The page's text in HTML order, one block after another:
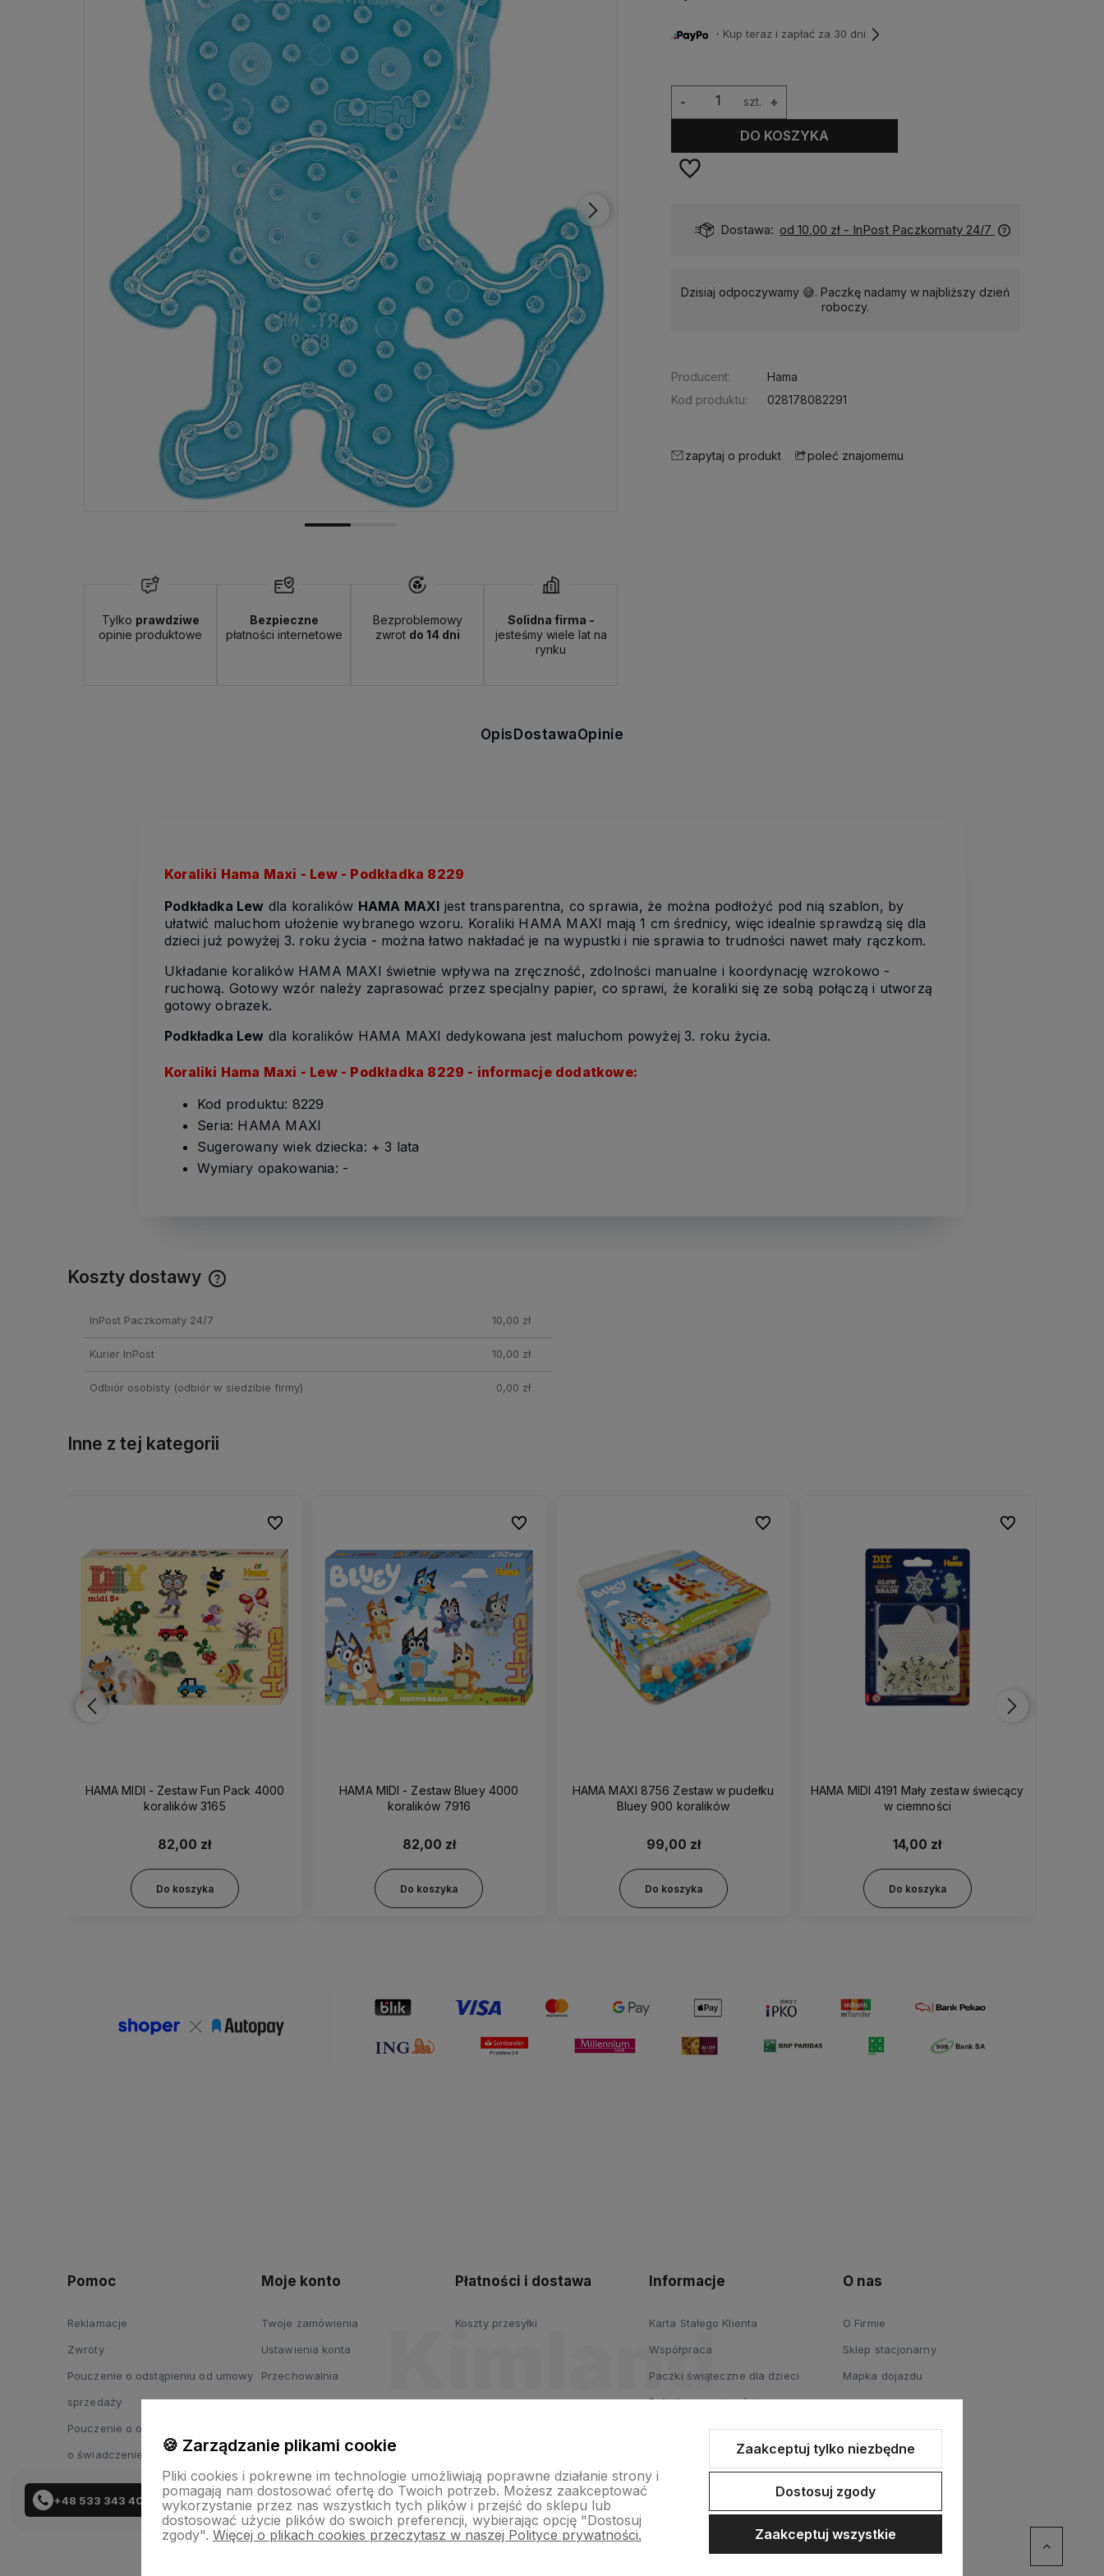
+48 533 343 402
Tylko prawdziwe
opinie produktowe
Bezpieczne
płatności internetowe
Bezproblemowy
zwrot do 14 dni
Solidna firma -
jesteśmy wiele lat na
rynku
・Kup teraz i zapłać za 30 dni
szt. +
-
DO KOSZYKA
- InPost Paczkomaty 24/7 Dostępność: Dostępny Dostawa: od 10,00 zł - InPost Paczkomaty 24/7
Dzisiaj odpoczywamy 😅. Paczkę nadamy w najbliższy dzień
roboczy.
Producent:
Hama
Kod produktu:
028178082291
zapytaj o produkt poleć znajomemu
OpisDostawaOpinie
Koraliki Hama Maxi - Lew - Podkładka 8229
Podkładka Lew dla koralików HAMA MAXI jest transparentna, co sprawia, że można podłożyć pod nią szablon, by
ułatwić maluchom ułożenie wybranego wzoru. Koraliki HAMA MAXI mają 1 cm średnicy, więc idealnie sprawdzą się dla
dzieci już powyżej 3. roku życia - można łatwo nakładać je na wypustki i nie sprawia to trudności nawet mały rączkom.
Układanie koralików HAMA MAXI świetnie wpływa na zręczność, zdolności manualne i koordynację wzrokowo -
ruchową. Gotowy wzór należy zaprasować przez specjalny papier, co sprawi, że koraliki się ze sobą połączą i utworzą
gotowy obrazek.
Podkładka Lew dla koralików HAMA MAXI dedykowana jest maluchom powyżej 3. roku życia.
Koraliki Hama Maxi - Lew - Podkładka 8229 - informacje dodatkowe:
Kod produktu: 8229
Seria: HAMA MAXI
Sugerowany wiek dziecka: + 3 lata
Wymiary opakowania: -
Koszty dostawy
InPost Paczkomaty 24/7 10,00 zł
Kurier InPost 10,00 zł
Odbiór osobisty(odbiór w siedzibie firmy) 0,00 zł
Inne z tej kategorii
HAMA MIDI - Zestaw Fun Pack 4000
koralików 3165
82,00 zł
Do koszyka
Do ulubionych
Do ulubionych
HAMA MIDI - Zestaw Bluey 4000
koralików 7916
82,00 zł
Do koszyka
Do ulubionych
Do ulubionych
HAMA MAXI 8756 Zestaw w pudełku
Bluey 900 koralików
99,00 zł
Do koszyka
Do ulubionych
Do ulubionych
HAMA MIDI 4191 Mały zestaw świecący
w ciemności
14,00 zł
Do koszyka
Do ulubionych
Do ulubionych
Pomoc
Reklamacje
Zwroty
Pouczenie o odstąpieniu od umowy
sprzedaży
Pouczenie o odstąpieniu od umowy
o świadczenie usług
Moje konto
Twoje zamówienia
Ustawienia konta
Przechowalnia
Płatności i dostawa
Koszty przesyłki
Informacje
Karta Stałego Klienta
Współpraca
Paczki świąteczne dla dzieci
Polityka prywatności
O nas
O Firmie
Sklep stacjonarny
Mapka dojazdu
🍪 Zarządzanie plikami cookie
Pliki cookies i pokrewne im technologie umożliwiają poprawne działanie strony i
pomagają nam dostosować ofertę do Twoich potrzeb. Możesz zaakceptować
wykorzystanie przez nas wszystkich tych plików i przejść do sklepu lub
dostosować użycie plików do swoich preferencji, wybierając opcję "Dostosuj
zgody". Więcej o plikach cookies przeczytasz w naszej Polityce prywatności.
Zaakceptuj tylko niezbędne
Dostosuj zgody
Zaakceptuj wszystkie